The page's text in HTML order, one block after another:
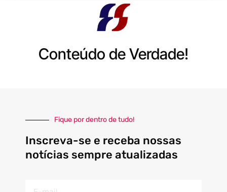
Conteúdo de Verdade!
Fique por dentro de tudo!
Inscreva-se e receba nossas
notícias sempre atualizadas